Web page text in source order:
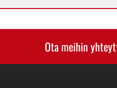
Ota meihin